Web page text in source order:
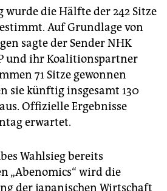
wurde die Hälfte der 242 Sitze
Auf Grundlage von
sagte der Sender NHK
und ihr Koalitionspartner
71 Sitze gewonnen
sie künftig insgesamt 130
Offizielle Ergebnisse
erwartet.
Wahlsieg bereits
„Abenomics“ wird die
der japanischen Wirtschaft